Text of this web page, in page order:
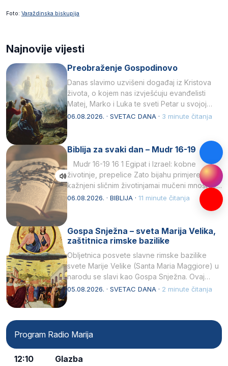
Foto: Varaždinska biskupija
Najnovije vijesti
Preobraženje Gospodinovo
Danas slavimo uzvišeni događaj iz Kristova
života, o kojem nas izvješćuju evanđelisti
Matej, Marko i Luka te sveti Petar u svojoj
drugoj…
06.08.2026. · SVETAC DANA · 3 minute čitanja
Biblija za svaki dan – Mudr 16-19
Mudr 16-19 16 1 Egipat i Izrael: kobne
životinje, prepelice Zato bijahu primjereno
kažnjeni sličnim životinjamai mučeni mnoštvom
kukaca.2 A narod…
06.08.2026. · BIBLIJA · 11 minute čitanja
Gospa Snježna – sveta Marija Velika,
zaštitnica rimske bazilike
Obljetnica posvete slavne rimske bazilike
svete Marije Velike (Santa Maria Maggiore) u
narodu se slavi kao Gospa Snježna. Ovaj
naziv, Sancta Maria…
05.08.2026. · SVETAC DANA · 2 minute čitanja
Program Radio Marija
12:10 Glazba